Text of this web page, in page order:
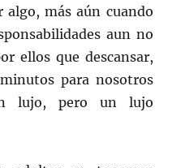
más aún cuando
aun no
ellos que descansar,
para nosotros
lujo, pero un lujo